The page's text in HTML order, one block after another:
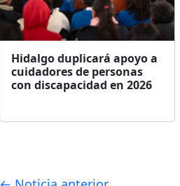
Hidalgo duplicará apoyo a
cuidadores de personas
con discapacidad en 2026